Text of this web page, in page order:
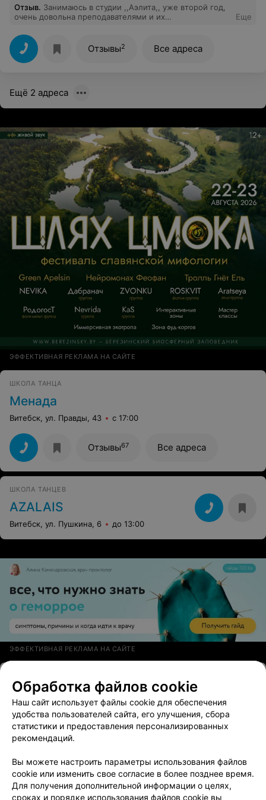
Отзыв. Занимаюсь в студии ,,Аэлита,, уже второй год,
очень довольна преподавателями и их
желающим научиться красиво двигаться - очень
рекомендую.
Еще
Отзывы2 Все адреса
Ещё 2 адреса
ЭФФЕКТИВНАЯ РЕКЛАМА НА САЙТЕ
ШКОЛА ТАНЦА
Менада
Витебск, ул. Правды, 43 с 17:00
Отзывы67 Все адреса
ШКОЛА ТАНЦЕВ
AZALAIS
Витебск, ул. Пушкина, 6 до 13:00
ЭФФЕКТИВНАЯ РЕКЛАМА НА САЙТЕ
VIP DАNCE
Витебск, пр-т Фрунзе, 77/2 до 17:00
СТУДИЯ КРАСИВОГО ТЕЛА
EnjoyDance
Витебск, ул. Правды, 66 до 18:00
Обработка файлов cookie
Наш сайт использует файлы cookie для обеспечения
удобства пользователей сайта, его улучшения, сбора
статистики и предоставления персонализированных
рекомендаций.
Вы можете настроить параметры использования файлов
cookie или изменить свое согласие в более позднее время.
Для получения дополнительной информации о целях,
сроках и порядке использования файлов cookie вы